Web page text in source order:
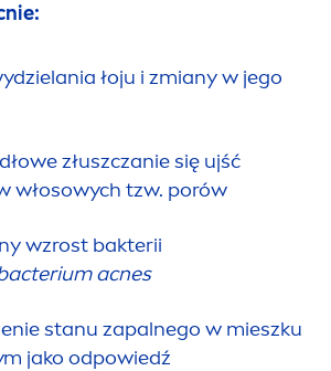
łoju i zmiany w jego
złuszczanie się ujść
włosowych tzw. porów
wzrost bakterii
acnes
stanu zapalnego w mieszku
jako odpowiedź